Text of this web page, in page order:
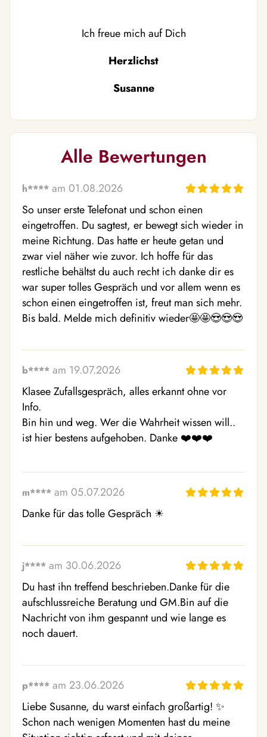
Ich freue mich auf Dich
Herzlichst
Susanne
Alle Bewertungen
h**** am 01.08.2026
So unser erste Telefonat und schon einen
eingetroffen. Du sagtest, er bewegt sich wieder in
meine Richtung. Das hatte er heute getan und
zwar viel näher wie zuvor. Ich hoffe für das
restliche behältst du auch recht ich danke dir es
war super tolles Gespräch und vor allem wenn es
schon einen eingetroffen ist, freut man sich mehr.
Bis bald. Melde mich definitiv wieder🤩🤩😍😍😍
b**** am 19.07.2026
Klasee Zufallsgespräch, alles erkannt ohne vor
Info.
Bin hin und weg. Wer die Wahrheit wissen will..
ist hier bestens aufgehoben. Danke ❤️❤️❤️
m**** am 05.07.2026
Danke für das tolle Gespräch ☀ ️
j**** am 30.06.2026
Du hast ihn treffend beschrieben.Danke für die
aufschlussreiche Beratung und GM.Bin auf die
Nachricht von ihm gespannt und wie lange es
noch dauert.
p**** am 23.06.2026
Liebe Susanne, du warst einfach großartig! ✨
Schon nach wenigen Momenten hast du meine